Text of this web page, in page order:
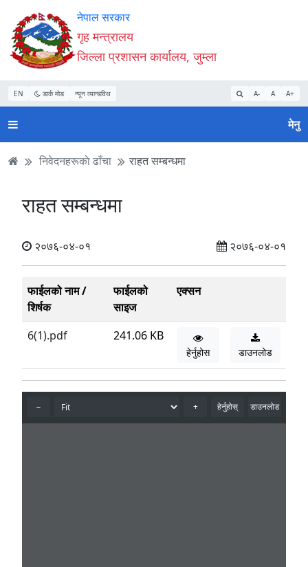
Accessibility
Mode
सुरु
गर्नुहोस्
सामाग्री
पढ्नुहाेस्
नेभिगेसन
पढ्नुहाेस्
वेबसाइट
खोजमा
जानुहोस्
नेपाल सरकार
गृह मन्त्रालय
जिल्ला प्रशासन कार्यालय, जुम्ला
EN डार्क मोड न्यून व्यान्डविथ A- A A+
मेनु
निवेदनहरूकाे ढाँचा राहत सम्बन्धमा
राहत सम्बन्धमा
२०७६-०४-०१ २०७६-०४-०१
फाईलको नाम /
शिर्षक
फाईलको
साइज
एक्सन
6(1).pdf 241.06 KB
हेर्नुहोस डाउनलोड